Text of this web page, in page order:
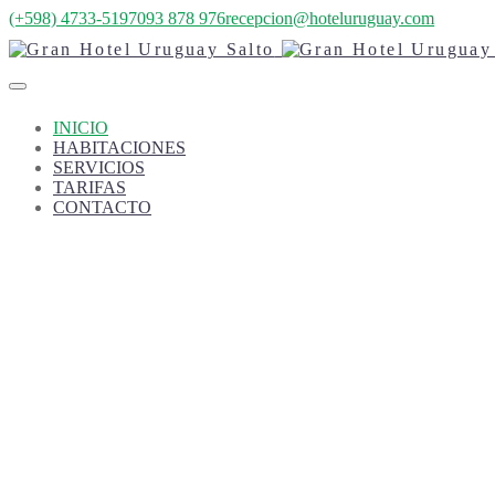
(+598) 4733-5197093 878 976recepcion@hoteluruguay.com
INICIO
HABITACIONES
SERVICIOS
TARIFAS
CONTACTO